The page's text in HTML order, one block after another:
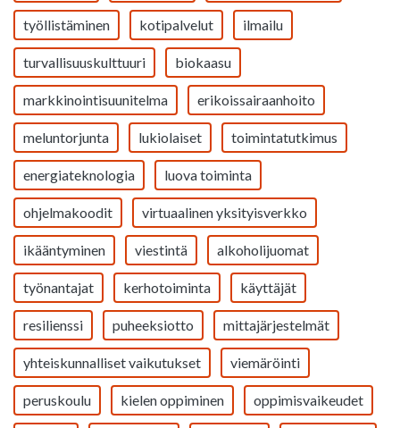
työllistäminen kotipalvelut ilmailu
turvallisuuskulttuuri biokaasu
markkinointisuunitelma erikoissairaanhoito
meluntorjunta lukiolaiset toimintatutkimus
energiateknologia luova toiminta
ohjelmakoodit virtuaalinen yksityisverkko
ikääntyminen viestintä alkoholijuomat
työnantajat kerhotoiminta käyttäjät
resilienssi puheeksiotto mittajärjestelmät
yhteiskunnalliset vaikutukset viemäröinti
peruskoulu kielen oppiminen oppimisvaikeudet